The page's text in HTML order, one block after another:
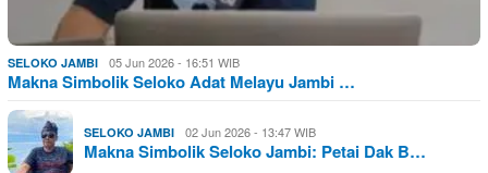
SELOKO JAMBI 05 Jun 2026 - 16:51 WIB
Makna Simbolik Seloko Adat Melayu Jambi …
SELOKO JAMBI 02 Jun 2026 - 13:47 WIB
Makna Simbolik Seloko Jambi: Petai Dak B…